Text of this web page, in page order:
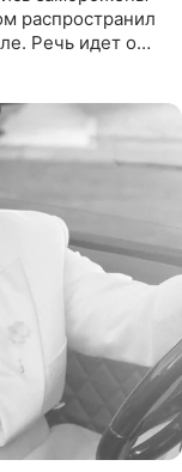
распространил
Речь идет о